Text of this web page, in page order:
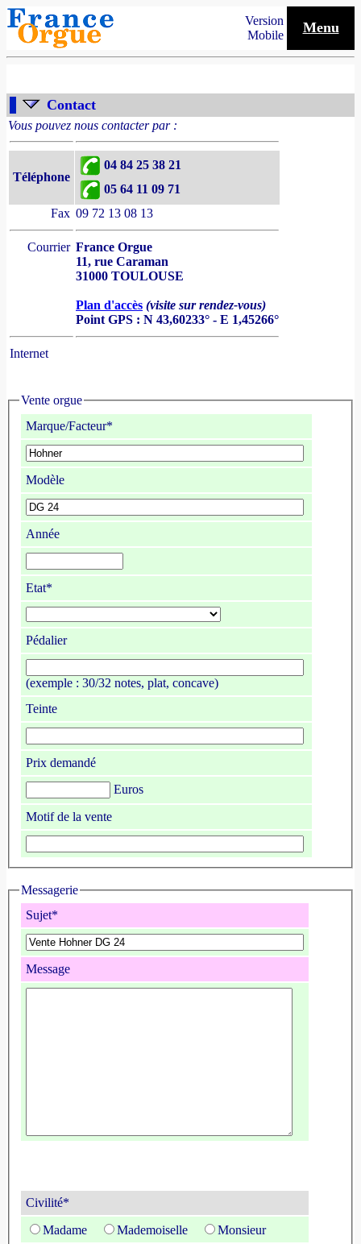
Version
Mobile
Menu
Contact
Vous pouvez nous contacter par :
Téléphone
04 84 25 38 21
05 64 11 09 71
Fax 09 72 13 08 13
Courrier France Orgue
11, rue Caraman
31000 TOULOUSE
Plan d'accès (visite sur rendez-vous)
Point GPS : N 43,60233° - E 1,45266°
Internet
Vente orgue
Marque/Facteur*
Modèle
Année
Etat*
Pédalier
(exemple : 30/32 notes, plat, concave)
Teinte
Prix demandé
Euros
Motif de la vente
Messagerie
Sujet*
Message
Civilité*
Madame
Mademoiselle
Monsieur